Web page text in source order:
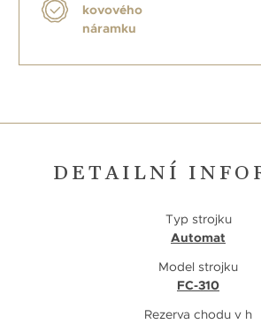
kovového
náramku
DETAILNÍ
Typ strojku
Automat
Model strojku
FC-310
Rezerva chodu v h